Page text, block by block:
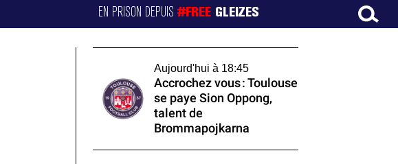
EN PRISON DEPUIS#FREE GLEIZES
Aujourd'hui à 18:45
Accrochez vous : Toulouse
se paye Sion Oppong,
talent de
Brommapojkarna